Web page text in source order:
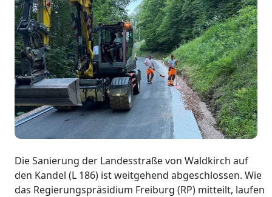
Die Sanierung der Landesstraße von Waldkirch auf
den Kandel (L 186) ist weitgehend abgeschlossen. Wie
das Regierungspräsidium Freiburg (RP) mitteilt, laufen